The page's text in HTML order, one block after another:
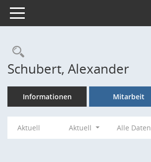
Toggle navigation
Rechercheauswahl
Schubert, Alexander
Informationen Mitarbeit
Aktuell Aktuell Alle Daten